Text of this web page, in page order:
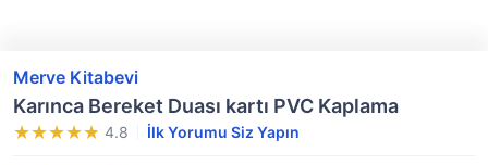
Merve Kitabevi
Karınca Bereket Duası kartı PVC Kaplama
4.8 İlk Yorumu Siz Yapın